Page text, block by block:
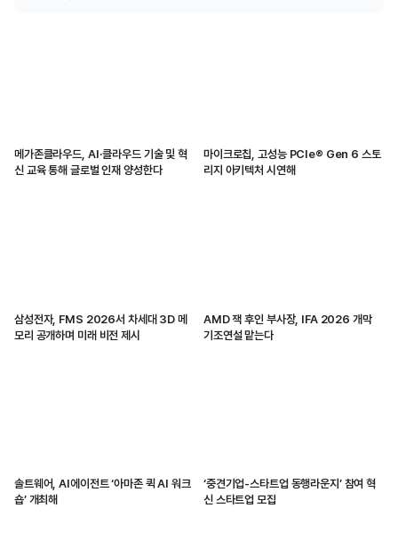
메가존클라우드, AI·클라우드 기술 및 혁
신 교육 통해 글로벌 인재 양성한다
마이크로칩, 고성능 PCIe® Gen 6 스토
리지 아키텍처 시연해
삼성전자, FMS 2026서 차세대 3D 메
모리 공개하며 미래 비전 제시
AMD 잭 후인 부사장, IFA 2026 개막
기조연설 맡는다
솔트웨어, AI에이전트 ‘아마존 퀵 AI 워크
숍’ 개최해
‘중견기업-스타트업 동행라운지’ 참여 혁
신 스타트업 모집